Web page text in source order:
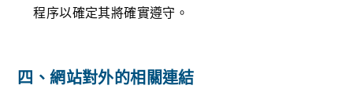
程序以確定其將確實遵守。
四、網站對外的相關連結